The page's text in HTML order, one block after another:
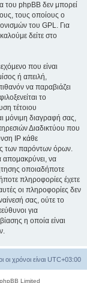
του phpBB δεν μπορεί
τους οποίους ο
του GPL. Για
δείτε στο
που είναι
ή απειλή,
να παραβιάζει
το
τέτοιου
μόνιμη διαγραφή σας,
Διαδικτύου που
IP κάθε
των παρόντων όρων.
απομακρύνει, να
οποιαδήποτε
πληροφορίες έχετε
οι πληροφορίες δεν
σας, ούτε το
για
η οποία είναι
οι χρόνοι είναι UTC+03:00
Limited